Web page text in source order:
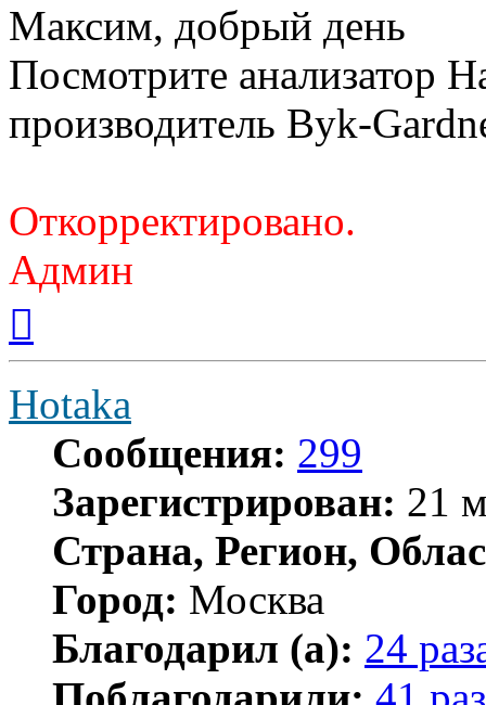
Максим, добрый день
Посмотрите анализатор
производитель Byk-
Откорректировано.
Админ
началу
Hotaka
Сообщения: 299
Зарегистрирован: 21
Страна, Регион,
Город: Москва
Благодарил (а): 24